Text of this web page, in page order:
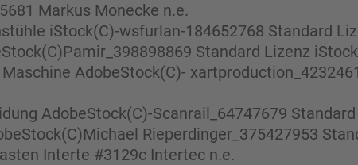
Markus Monecke n.e.
iStock(C)-wsfurlan-184652768 Standard
Standard Lizenz iStock
AdobeStock(C)-
AdobeStock(C)-Scanrail_64747679
Rieperdinger_375427953
Interte #3129c Intertec n.e.